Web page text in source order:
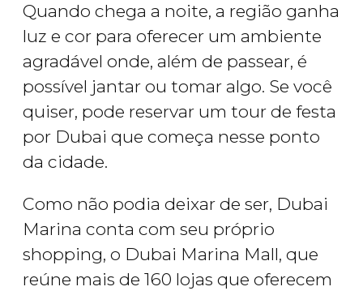
Quando chega a noite, a região ganha
luz e cor para oferecer um ambiente
agradável onde, além de passear, é
possível jantar ou tomar algo. Se você
quiser, pode reservar um tour de festa
por Dubai que começa nesse ponto
da cidade.
Como não podia deixar de ser, Dubai
Marina conta com seu próprio
shopping, o Dubai Marina Mall, que
reúne mais de 160 lojas que oferecem